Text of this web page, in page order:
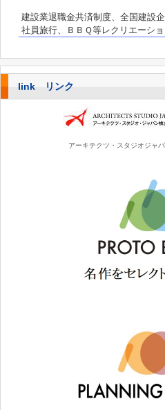
建設業退職金共済制度、全国建設
社員旅行、ＢＢＱ等レクリエーシ
link リンク
アーキテクツ・スタジオジャ